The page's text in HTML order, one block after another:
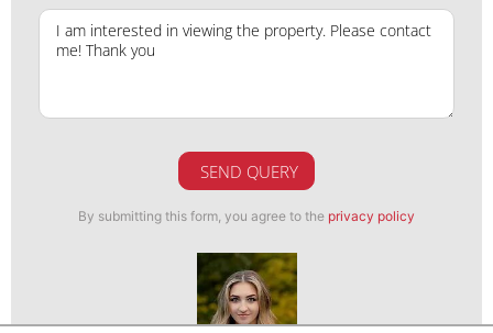
SEND QUERY
By submitting this form, you agree to the privacy policy